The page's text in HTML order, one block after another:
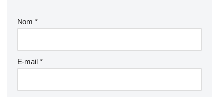
Nom *
E-mail *